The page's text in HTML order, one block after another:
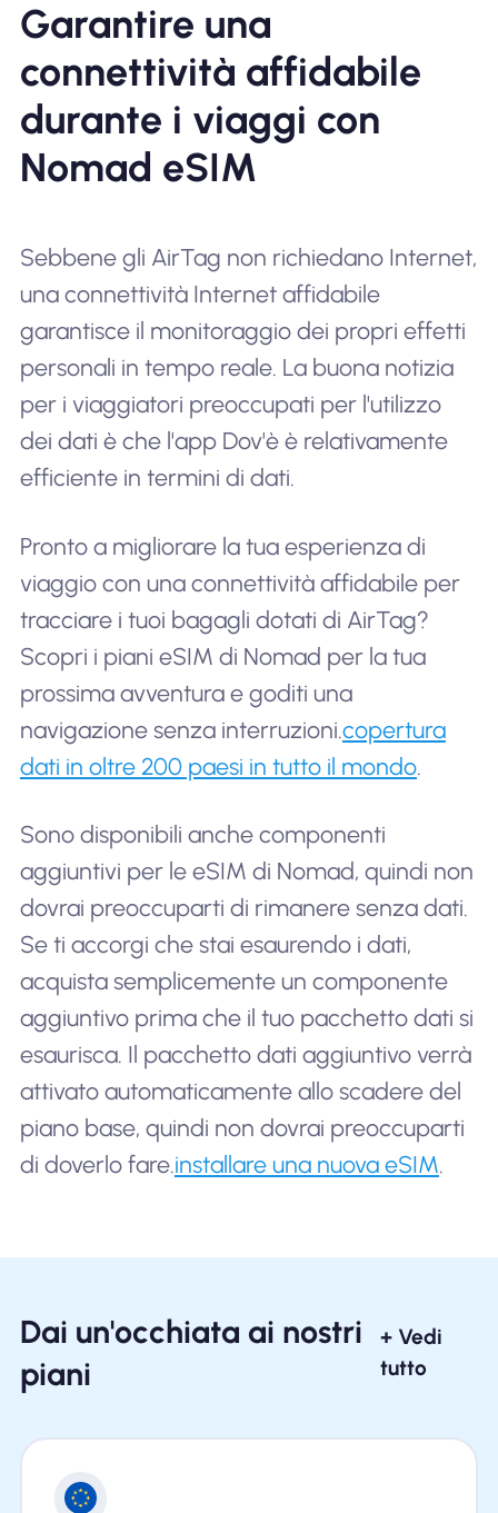
Garantire una
connettività affidabile
durante i viaggi con
Nomad eSIM
Sebbene gli AirTag non richiedano Internet,
una connettività Internet affidabile
garantisce il monitoraggio dei propri effetti
personali in tempo reale. La buona notizia
per i viaggiatori preoccupati per l'utilizzo
dei dati è che l'app Dov'è è relativamente
efficiente in termini di dati.
Pronto a migliorare la tua esperienza di
viaggio con una connettività affidabile per
tracciare i tuoi bagagli dotati di AirTag?
Scopri i piani eSIM di Nomad per la tua
prossima avventura e goditi una
navigazione senza interruzioni.copertura
dati in oltre 200 paesi in tutto il mondo.
Sono disponibili anche componenti
aggiuntivi per le eSIM di Nomad, quindi non
dovrai preoccuparti di rimanere senza dati.
Se ti accorgi che stai esaurendo i dati,
acquista semplicemente un componente
aggiuntivo prima che il tuo pacchetto dati si
esaurisca. Il pacchetto dati aggiuntivo verrà
attivato automaticamente allo scadere del
piano base, quindi non dovrai preoccuparti
di doverlo fare.installare una nuova eSIM.
Dai un'occhiata ai nostri
piani
+ Vedi
tutto